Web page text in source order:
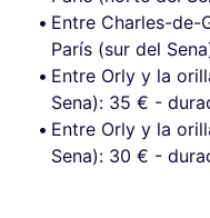
Entre Charles-de-
París (sur del
Entre Orly y la
Sena): 35 € -
Entre Orly y la
Sena): 30 € -